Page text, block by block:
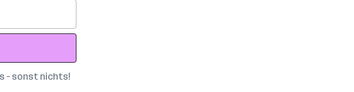
– sonst nichts!